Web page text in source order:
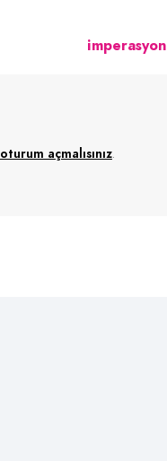
imperasyon
oturum açmalısınız.